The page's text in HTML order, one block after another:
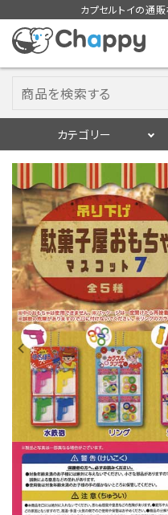
カプセルトイの通販
カテゴリー
入荷スケジュー
カプセルトイマシン本
カプセルトイ
販促用空カプセル
レンタル
景品・玩具・文具
販促用カプセルトイ